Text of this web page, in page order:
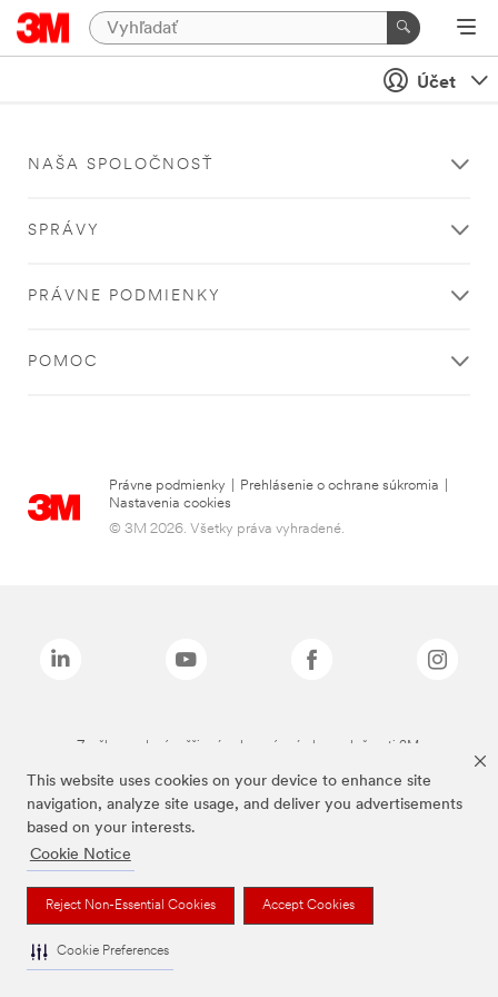
This website uses cookies on your device to enhance site
navigation, analyze site usage, and deliver you advertisements
based on your interests.
Cookie Notice
Reject Non-Essential Cookies Accept Cookies
Cookie Preferences
Účet
NAŠA SPOLOČNOSŤ
SPRÁVY
PRÁVNE PODMIENKY
POMOC
Právne podmienky Prehlásenie o ochrane súkromia
Nastavenia cookies
© 3M 2026. Všetky práva vyhradené.
Značky uvedené vyššie sú ochranné známky spoločnosti 3M.